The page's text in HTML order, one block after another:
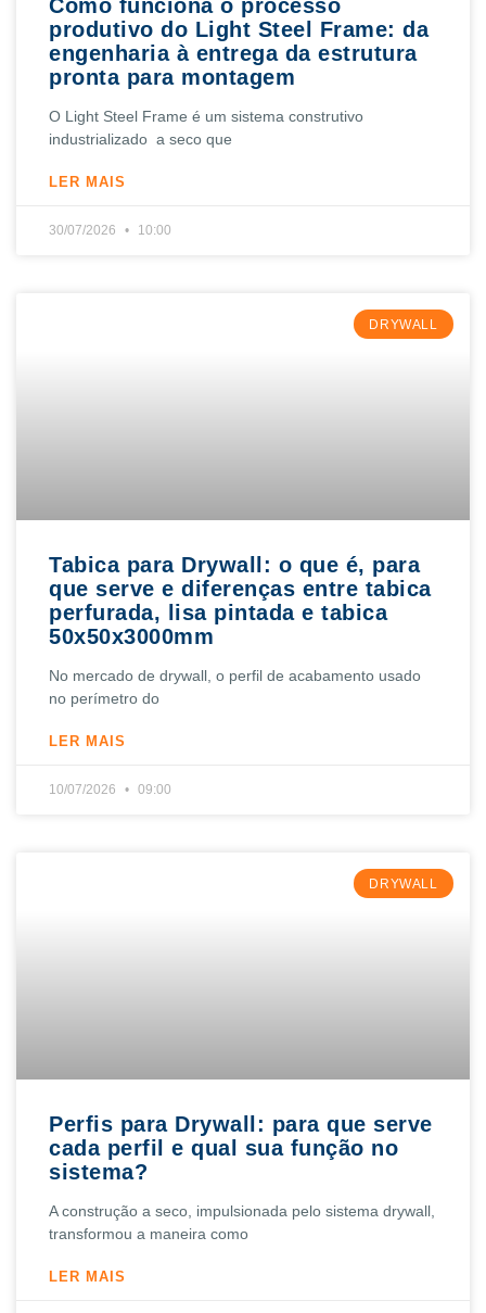
Como funciona o processo
produtivo do Light Steel Frame: da
engenharia à entrega da estrutura
pronta para montagem
O Light Steel Frame é um sistema construtivo
industrializado a seco que
LER MAIS
30/07/2026 10:00
DRYWALL
Tabica para Drywall: o que é, para
que serve e diferenças entre tabica
perfurada, lisa pintada e tabica
50x50x3000mm
No mercado de drywall, o perfil de acabamento usado
no perímetro do
LER MAIS
10/07/2026 09:00
DRYWALL
Perfis para Drywall: para que serve
cada perfil e qual sua função no
sistema?
A construção a seco, impulsionada pelo sistema drywall,
transformou a maneira como
LER MAIS